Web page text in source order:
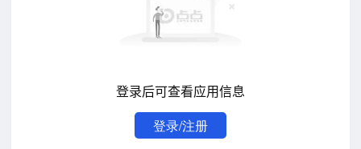
登录后可查看应用信息
登录/注册